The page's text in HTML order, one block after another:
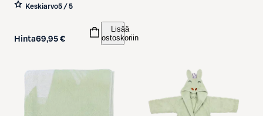
Keskiarvo5 / 5
Hinta69,95 €
Lisää
ostoskoriin